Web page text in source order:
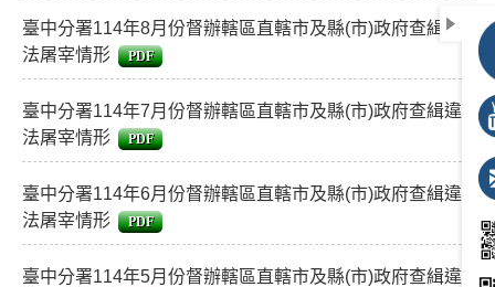
臺中分署114年8月份督辦轄區直轄市及縣(市)政府查緝違
法屠宰情形
PDF
臺中分署114年7月份督辦轄區直轄市及縣(市)政府查緝違
法屠宰情形
PDF
臺中分署114年6月份督辦轄區直轄市及縣(市)政府查緝違
法屠宰情形
PDF
臺中分署114年5月份督辦轄區直轄市及縣(市)政府查緝違